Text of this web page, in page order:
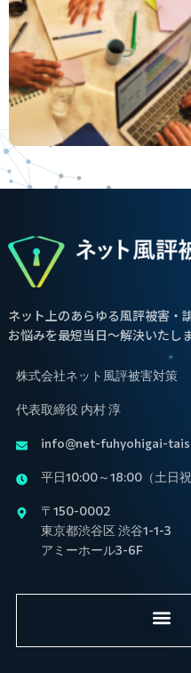
ネット上のあらゆる風評被害・
お悩みを最短当日〜解決いたしま
株式会社ネット風評被害対策
代表取締役 内村 淳
info@net-fuhyohigai-
平日10:00～18:00（土日祝
〒150-0002
東京都渋谷区 渋谷1-1-3
アミーホール3-6F